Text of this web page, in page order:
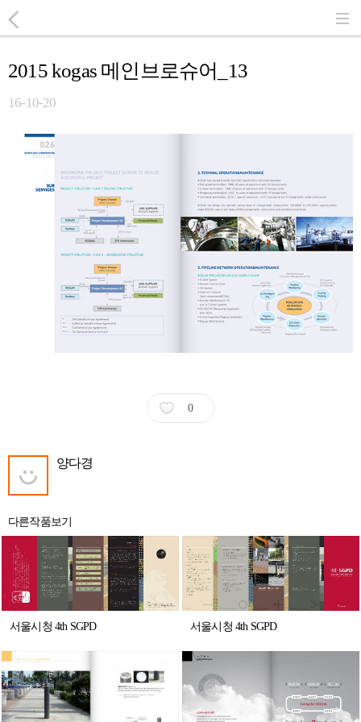
2015 kogas 메인브로슈어_13
16-10-20
0
양다경
다른작품보기
서울시청 4th SGPD 서울시청 4th SGPD